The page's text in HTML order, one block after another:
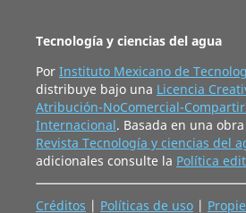
Tecnología y ciencias del agua
Por Instituto Mexicano de
distribuye bajo una Licencia
Atribución-NoComercial-
Internacional. Basada en una
Revista Tecnología y ciencias del
adicionales consulte la Política
Créditos | Políticas de uso|